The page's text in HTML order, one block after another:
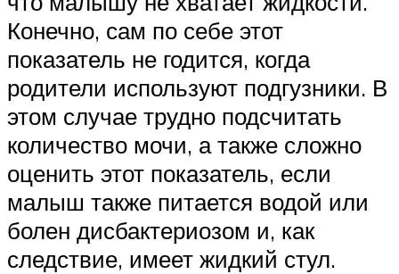
Конечно, сам по себе этот
показатель не годится, когда
родители используют подгузники. В
этом случае трудно подсчитать
количество мочи, а также сложно
оценить этот показатель, если
малыш также питается водой или
болен дисбактериозом и, как
следствие, имеет жидкий стул.